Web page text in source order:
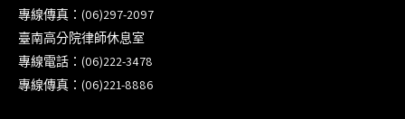
【重要公告】115年職場霸凌調查專業人才(律師)培
訓課程（雲嘉南場）錄取通知已發送
專線傳真：(06)297-2097
臺南高分院律師休息室
專線電話：(06)222-3478
專線傳真：(06)221-8886